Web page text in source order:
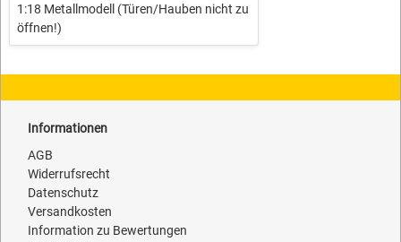
1:18 Metallmodell (Türen/Hauben nicht zu
öffnen!)
Informationen
AGB
Widerrufsrecht
Datenschutz
Versandkosten
Information zu Bewertungen